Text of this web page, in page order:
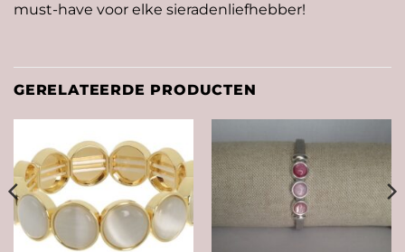
must-have voor elke sieradenliefhebber!
GERELATEERDE PRODUCTEN